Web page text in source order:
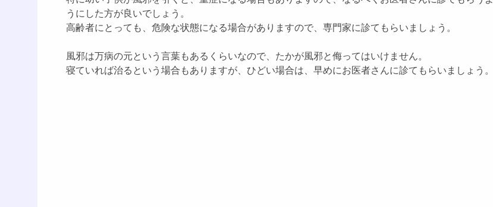
うにした方が良いでしょう。
高齢者にとっても、危険な状態になる場合がありますので、専門家に診てもらいましょう。
風邪は万病の元という言葉もあるくらいなので、たかが風邪と侮ってはいけません。
寝ていれば治るという場合もありますが、ひどい場合は、早めにお医者さんに診てもらいましょう。